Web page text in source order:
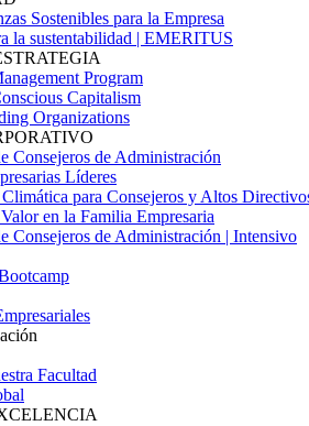
Sostenibles para la Empresa
la sustentabilidad | EMERITUS
Program
Capitalism
Organizations
Consejeros de Administración
Líderes
para Consejeros y Altos
en la Familia Empresaria
Consejeros de Administración | Intensivo
Facultad